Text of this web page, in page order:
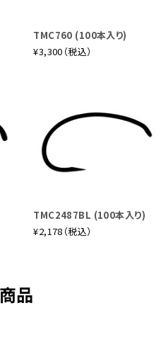
TMC760 (100本入り)
¥3,300（税込）
TMC2487BL (100本入り)
¥2,178（税込）
品